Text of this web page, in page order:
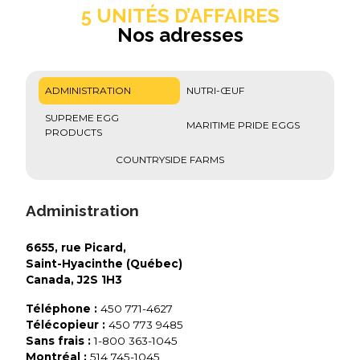
5 UNITÉS D’AFFAIRES
Nos adresses
ADMINISTRATION NUTRI-ŒUF
SUPREME EGG
PRODUCTS
MARITIME PRIDE EGGS
COUNTRYSIDE FARMS
Administration
6655, rue Picard,
Saint-Hyacinthe (Québec)
Canada, J2S 1H3
Téléphone : 450 771-4627
Télécopieur : 450 773 9485
Sans frais :1-800 363-1045
Montréal : 514 745-1045